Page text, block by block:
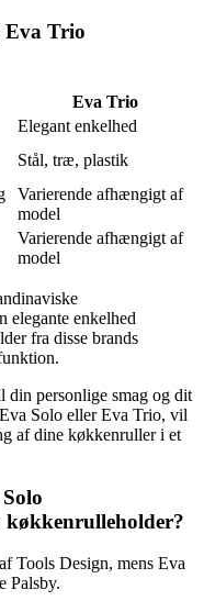
Eva Trio
Eva Trio
Elegant enkelhed
Stål, træ, plastik
Varierende afhængigt af
model
Varierende afhængigt af
model
elegante enkelhed
fra disse brands
personlige smag og dit
Solo eller Eva Trio, vil
af dine køkkenruller i et
Tools Design, mens Eva
Palsby.